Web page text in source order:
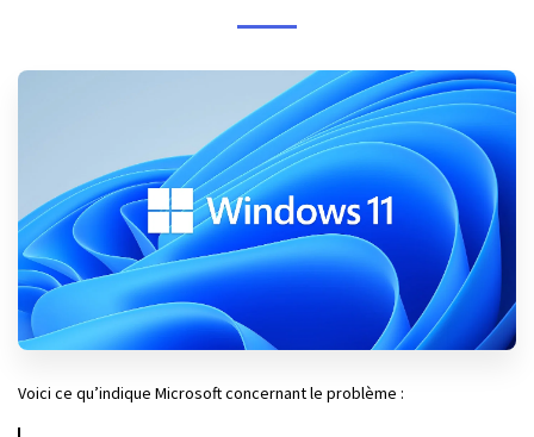
Voici ce qu’indique Microsoft concernant le problème :